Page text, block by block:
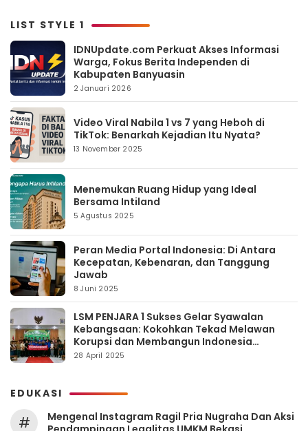
LIST STYLE 1
IDNUpdate.com Perkuat Akses Informasi
Warga, Fokus Berita Independen di
Kabupaten Banyuasin
2 Januari 2026
Video Viral Nabila 1 vs 7 yang Heboh di
TikTok: Benarkah Kejadian Itu Nyata?
13 November 2025
Menemukan Ruang Hidup yang Ideal
Bersama Intiland
5 Agustus 2025
Peran Media Portal Indonesia: Di Antara
Kecepatan, Kebenaran, dan Tanggung
Jawab
8 Juni 2025
LSM PENJARA 1 Sukses Gelar Syawalan
Kebangsaan: Kokohkan Tekad Melawan
Korupsi dan Membangun Indonesia
Berintegritas
28 April 2025
EDUKASI
#
Mengenal Instagram Ragil Pria Nugraha Dan Aksi